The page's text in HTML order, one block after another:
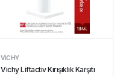
VICHY
Vichy Liftactiv Kırışıklık Karşıtı